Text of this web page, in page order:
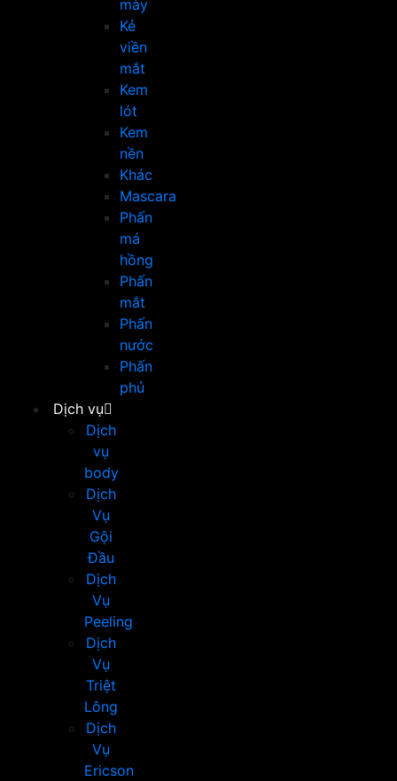
mày
Kẻ
viền
mắt
Kem
lót
Kem
nền
Khác
Mascara
Phấn
má
hồng
Phấn
mắt
Phấn
nước
Phấn
phủ
Dịch vụ
Dịch
vụ
body
Dịch
Vụ
Gội
Đầu
Dịch
Vụ
Peeling
Dịch
Vụ
Triệt
Lông
Dịch
Vụ
Ericson